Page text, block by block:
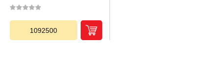
1092500